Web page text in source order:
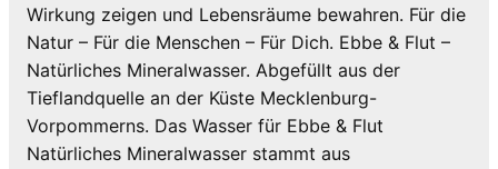
Wirkung zeigen und Lebensräume bewahren. Für die
Natur – Für die Menschen – Für Dich. Ebbe & Flut –
Natürliches Mineralwasser. Abgefüllt aus der
Tieflandquelle an der Küste Mecklenburg-
Vorpommerns. Das Wasser für Ebbe & Flut
Natürliches Mineralwasser stammt aus